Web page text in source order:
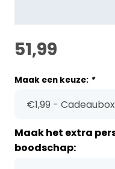
51,99
Maak een keuze: *
Maak het extra
boodschap: